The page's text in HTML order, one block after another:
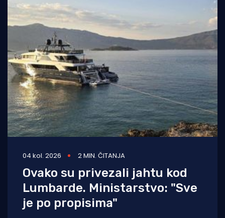
04 kol. 2026 2 MIN. ČITANJA
Ovako su privezali jahtu kod
Lumbarde. Ministarstvo: "Sve
je po propisima"